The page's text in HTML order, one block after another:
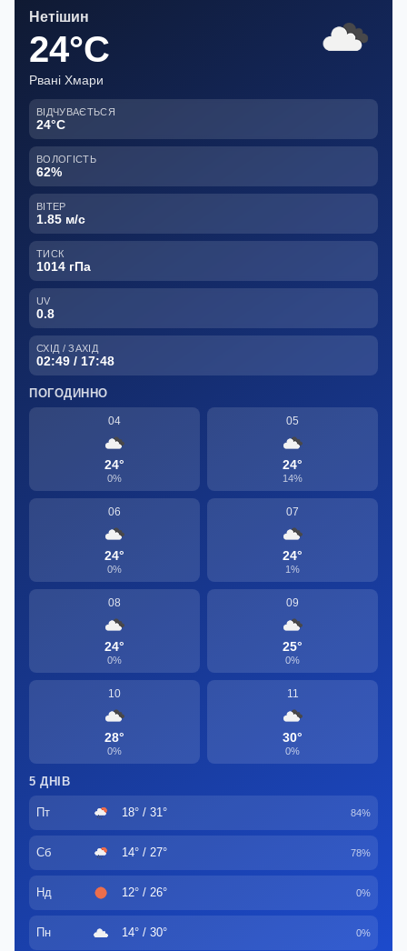
Нетішин
24°C
Рвані Хмари
ВІДЧУВАЄТЬСЯ
24°C
ВОЛОГІСТЬ
62%
ВІТЕР
1.85 м/с
ТИСК
1014 гПа
UV
0.8
СХІД / ЗАХІД
02:49 / 17:48
ПОГОДИННО
04
24°
0%
05
24°
14%
06
24°
0%
07
24°
1%
08
24°
0%
09
25°
0%
10
28°
0%
11
30°
0%
5 ДНІВ
Пт 18° / 31° 84%
Сб 14° / 27° 78%
Нд 12° / 26° 0%
Пн 14° / 30° 0%